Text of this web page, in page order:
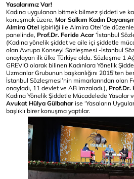
Yasalarımız Var!
Kadına uygulanan bitmek bilmez şiddeti ve
konuşmak üzere, Mor Salkım Kadın
Almira Otel işbirliği ile Almira Otel’de
panelinde, Prof.Dr. Feride Acar ‘İstanbul
(Kadına yönelik şiddet ve aile içi şiddetle
olan Avrupa Konseyi Sözleşmesi -İstanbul
onaylayan ilk ülke Türkiye oldu. Sözleşme 1
GREVIO olarak bilinen Kadınlara Yönelik
Uzmanlar Grubunun başkanlığını 2015’ten
İstanbul Sözleşmesi’nin mimarlarından olan
onayladı, 11 devlet ve AB imzaladı.), Prof.Dr.
Kadına Yönelik Şiddetle Mücadelede Yasalar
Avukat Hülya Gülbahar ise ‘Yasaların
başlıklı birer konuşma yaptılar.